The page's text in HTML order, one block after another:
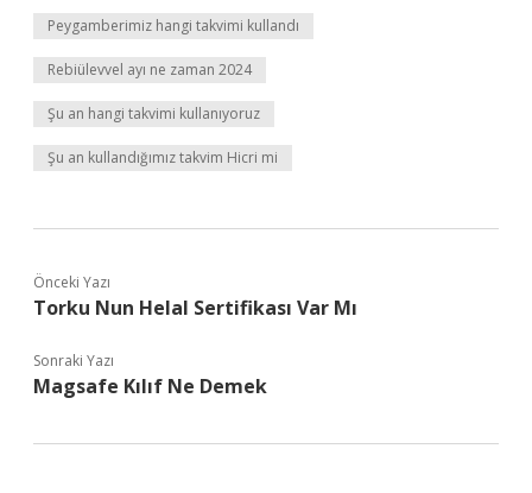
Peygamberimiz hangi takvimi kullandı
Rebiülevvel ayı ne zaman 2024
Şu an hangi takvimi kullanıyoruz
Şu an kullandığımız takvim Hicri mi
Önceki Yazı
Torku Nun Helal Sertifikası Var Mı
Sonraki Yazı
Magsafe Kılıf Ne Demek